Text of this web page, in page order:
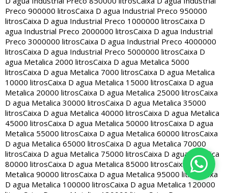
Preco 900000 litrosCaixa D agua Industrial Preco 950000
litrosCaixa D agua Industrial Preco 1000000 litrosCaixa D
agua Industrial Preco 2000000 litrosCaixa D agua Industrial
Preco 3000000 litrosCaixa D agua Industrial Preco 4000000
litrosCaixa D agua Industrial Preco 5000000 litrosCaixa D
agua Metalica 2000 litrosCaixa D agua Metalica 5000
litrosCaixa D agua Metalica 7000 litrosCaixa D agua Metalica
10000 litrosCaixa D agua Metalica 15000 litrosCaixa D agua
Metalica 20000 litrosCaixa D agua Metalica 25000 litrosCaixa
D agua Metalica 30000 litrosCaixa D agua Metalica 35000
litrosCaixa D agua Metalica 40000 litrosCaixa D agua Metalica
45000 litrosCaixa D agua Metalica 50000 litrosCaixa D agua
Metalica 55000 litrosCaixa D agua Metalica 60000 litrosCaixa
D agua Metalica 65000 litrosCaixa D agua Metalica 70000
litrosCaixa D agua Metalica 75000 litrosCaixa D agua Metalica
80000 litrosCaixa D agua Metalica 85000 litrosCaixa D agua
Metalica 90000 litrosCaixa D agua Metalica 95000 litrosCaixa
D agua Metalica 100000 litrosCaixa D agua Metalica 120000